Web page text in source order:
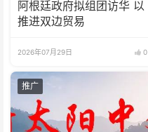
阿根廷政府拟组团访华 以
推进双边贸易
2026年07月29日 0
推广